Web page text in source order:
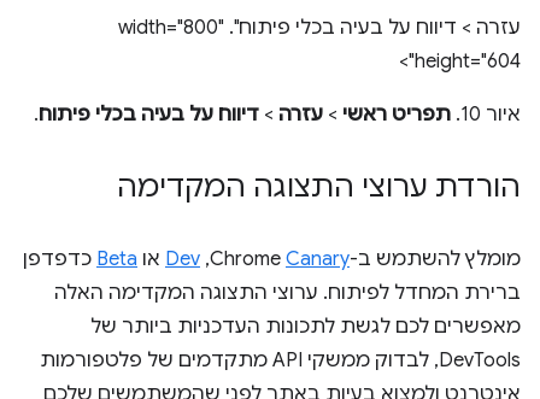
עזרה > דיווח על בעיה בכלי פיתוח". width="800"
height="604">
איור 10. תפריט ראשי > עזרה > דיווח על בעיה בכלי פיתוח.
הורדת ערוצי התצוגה המקדימה
מומלץ להשתמש ב-ChromeCanary
,‏
Dev או Beta כדפדפן
ברירת המחדל לפיתוח. ערוצי התצוגה המקדימה האלה
מאפשרים לכם לגשת לתכונות העדכניות ביותר של
DevTools, לבדוק ממשקי API מתקדמים של פלטפורמות